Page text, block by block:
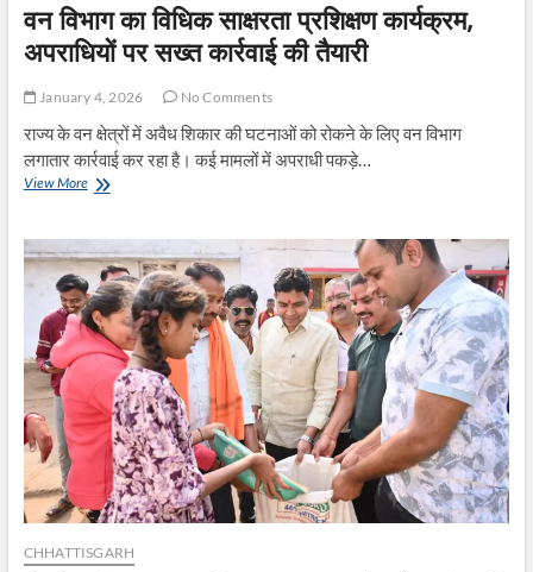
वन विभाग का विधिक साक्षरता प्रशिक्षण कार्यक्रम,
अपराधियों पर सख्त कार्रवाई की तैयारी
January 4, 2026 No Comments
राज्य के वन क्षेत्रों में अवैध शिकार की घटनाओं को रोकने के लिए वन विभाग
लगातार कार्रवाई कर रहा है। कई मामलों में अपराधी पकड़े…
View Moreवन
साक्षरता
प्रशिक्षण
कार्यक्रम,
अपराधियों
पर
सख्त
कार्रवाई
की
तैयारी
CHHATTISGARH